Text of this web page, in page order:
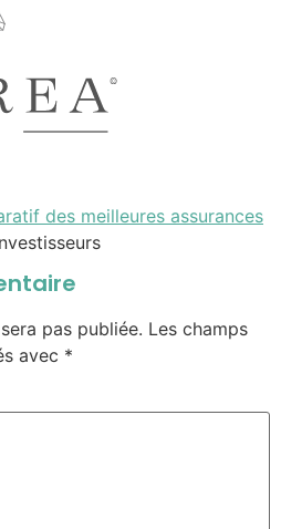
des meilleures assurances
pas publiée. Les champs
avec *